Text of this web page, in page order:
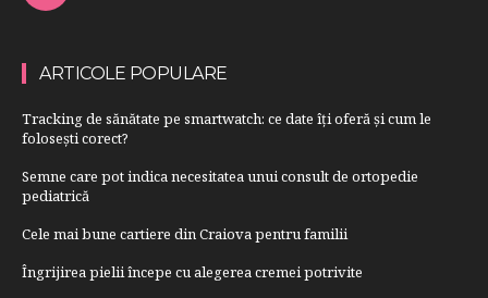
ARTICOLE POPULARE
Tracking de sănătate pe smartwatch: ce date îți oferă și cum le
folosești corect?
Semne care pot indica necesitatea unui consult de ortopedie
pediatrică
Cele mai bune cartiere din Craiova pentru familii
Îngrijirea pielii începe cu alegerea cremei potrivite